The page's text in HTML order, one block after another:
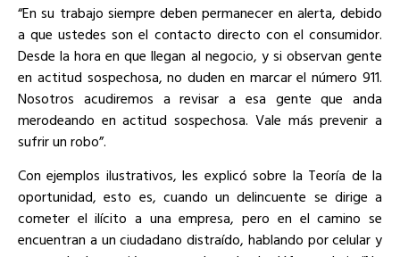
“En su trabajo siempre deben permanecer en alerta, debido
a que ustedes son el contacto directo con el consumidor.
Desde la hora en que llegan al negocio, y si observan gente
en actitud sospechosa, no duden en marcar el número 911.
Nosotros acudiremos a revisar a esa gente que anda
merodeando en actitud sospechosa. Vale más prevenir a
sufrir un robo”.
Con ejemplos ilustrativos, les explicó sobre la Teoría de la
oportunidad, esto es, cuando un delincuente se dirige a
cometer el ilícito a una empresa, pero en el camino se
encuentran a un ciudadano distraído, hablando por celular y